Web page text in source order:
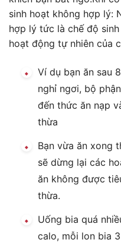
sinh hoạt không hợp lý:
hợp lý tức là chế độ
hoạt động tự nhiên của
Ví dụ bạn ăn sau
nghỉ ngơi, bộ
đến thức ăn nạp
thừa
Bạn vừa ăn xong
sẽ dừng lại các
ăn không được
thừa.
Uống bia quá
calo, mỗi lon bia